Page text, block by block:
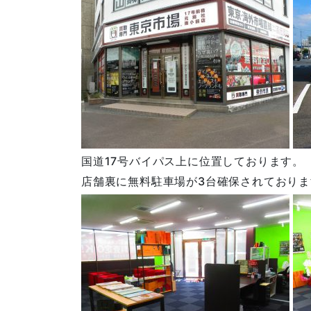
国道17号バイパス上に位置しております。
店舗裏に無料駐車場が3台確保されており